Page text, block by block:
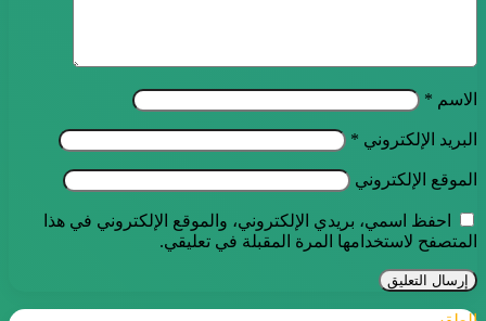
الاسم *
البريد الإلكتروني *
الموقع الإلكتروني
احفظ اسمي، بريدي الإلكتروني، والموقع الإلكتروني في هذا
المتصفح لاستخدامها المرة المقبلة في تعليقي.